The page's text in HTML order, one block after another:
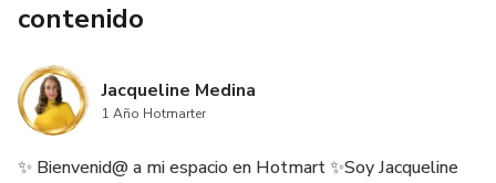
contenido
Jacqueline Medina
1 Año Hotmarter
✨ Bienvenid@ a mi espacio en Hotmart ✨Soy Jacqueline